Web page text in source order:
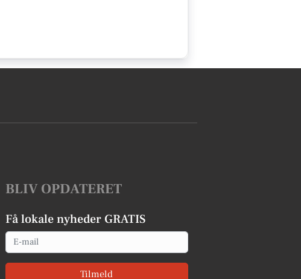
BLIV OPDATERET
Få lokale nyheder GRATIS
Email
Tilmeld